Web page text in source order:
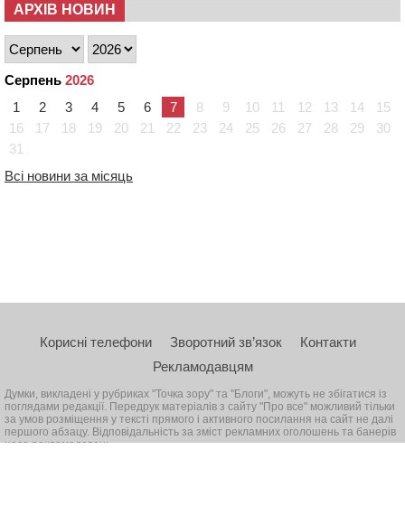
АРХІВ НОВИН
Серпень 2026
1
2 3 4 5 6 7 8 9 10 11 12 13 14
15
16
17 18 19 20 21 22 23 24 25 26 27 28 29
30
31
Всі новини за місяць
Корисні телефони Зворотний зв’язок
Контакти
Рекламодавцям
Думки, викладені у рубриках "Точка зору" та "Блоги", можуть не збігатися із
поглядами редакції. Передрук матеріалів з сайту "Про все" можливий тільки
за умов розміщення у тексті прямого і активного посилання на сайт не далі
першого абзацу. Відповідальність за зміст рекламних оголошень та банерів
несе рекламодавець